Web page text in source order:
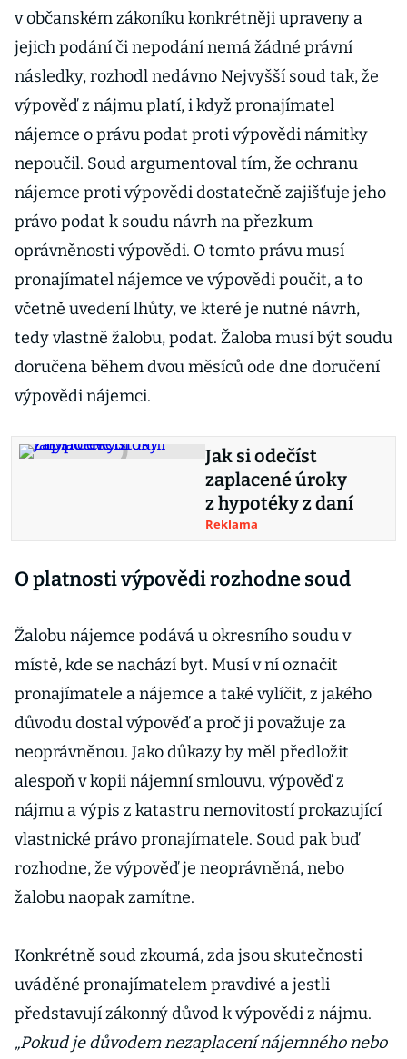
v občanském zákoníku konkrétněji upraveny a
jejich podání či nepodání nemá žádné právní
následky, rozhodl nedávno Nejvyšší soud tak, že
výpověď z nájmu platí, i když pronajímatel
nájemce o právu podat proti výpovědi námitky
nepoučil. Soud argumentoval tím, že ochranu
nájemce proti výpovědi dostatečně zajišťuje jeho
právo podat k soudu návrh na přezkum
oprávněnosti výpovědi. O tomto právu musí
pronajímatel nájemce ve výpovědi poučit, a to
včetně uvedení lhůty, ve které je nutné návrh,
tedy vlastně žalobu, podat. Žaloba musí být soudu
doručena během dvou měsíců ode dne doručení
výpovědi nájemci.
Jak si odečíst
zaplacené úroky
z hypotéky z daní
Reklama
O platnosti výpovědi rozhodne soud
Žalobu nájemce podává u okresního soudu v
místě, kde se nachází byt. Musí v ní označit
pronajímatele a nájemce a také vylíčit, z jakého
důvodu dostal výpověď a proč ji považuje za
neoprávněnou. Jako důkazy by měl předložit
alespoň v kopii nájemní smlouvu, výpověď z
nájmu a výpis z katastru nemovitostí prokazující
vlastnické právo pronajímatele. Soud pak buď
rozhodne, že výpověď je neoprávněná, nebo
žalobu naopak zamítne.
Konkrétně soud zkoumá, zda jsou skutečnosti
uváděné pronajímatelem pravdivé a jestli
představují zákonný důvod k výpovědi z nájmu.
„Pokud je důvodem nezaplacení nájemného nebo